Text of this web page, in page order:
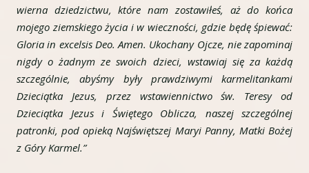
wierna dziedzictwu, które nam zostawiłeś, aż do końca
mojego ziemskiego życia i w wieczności, gdzie będę śpiewać:
Gloria in excelsis Deo. Amen. Ukochany Ojcze, nie zapominaj
nigdy o żadnym ze swoich dzieci, wstawiaj się za każdą
szczególnie, abyśmy były prawdziwymi karmelitankami
Dzieciątka Jezus, przez wstawiennictwo św. Teresy od
Dzieciątka Jezus i Świętego Oblicza, naszej szczególnej
patronki, pod opieką Najświętszej Maryi Panny, Matki Bożej
z Góry Karmel.”